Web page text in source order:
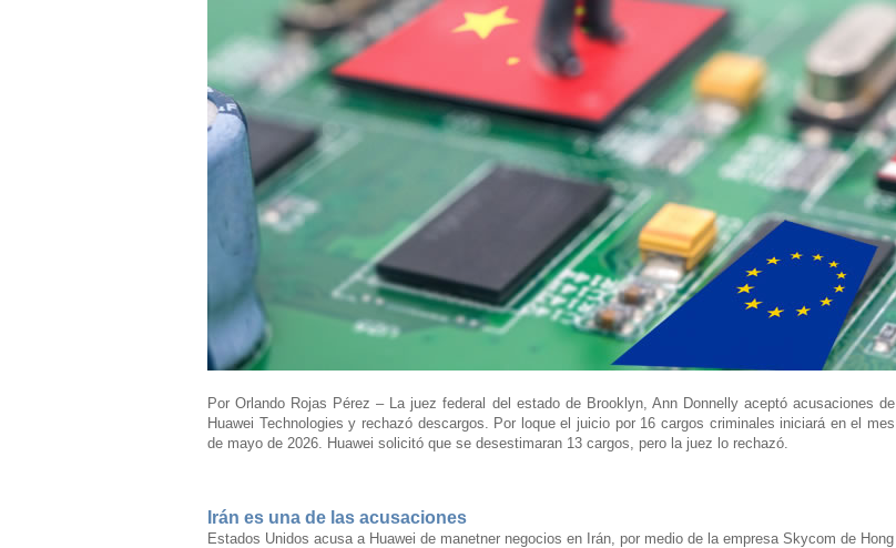
Por Orlando Rojas Pérez –
La juez federal del estado de Brooklyn, Ann Donnelly aceptó acusaciones de
Huawei Technologies y rechazó descargos. Por loque el juicio por 16 cargos criminales iniciará en el mes
de mayo de 2026.
Huawei solicitó que se desestimaran 13 cargos, pero la juez lo rechazó.
Irán es una de las acusaciones
Estados Unidos acusa a Huawei de manetner negocios en Irán, por medio de la empresa Skycom de Hong